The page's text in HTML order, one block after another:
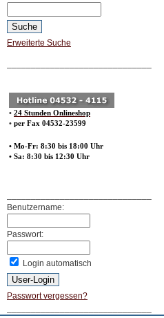
Erweiterte Suche
• 24 Stunden Onlineshop
• per Fax 04532-23599
• Mo-Fr: 8:30 bis 18:00 Uhr
• Sa: 8:30 bis 12:30 Uhr
Benutzername:
Passwort:
Login automatisch
Passwort vergessen?